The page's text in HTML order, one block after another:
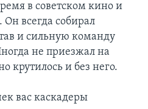
в советском кино и
Он всегда собирал
и сильную команду
не приезжал на
крутилось и без него.
вас каскадеры